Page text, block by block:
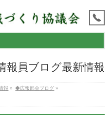
報員ブログ最新情報
報 » ◆広報部会ブログ »